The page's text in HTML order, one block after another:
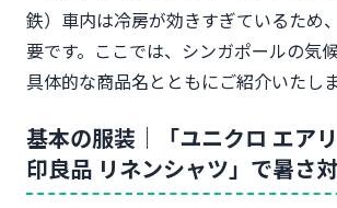
鉄）車内は冷房が効きすぎているため
要です。ここでは、シンガポールの気
具体的な商品名とともにご紹介いたしま
基本の服装｜「ユニクロ エア
印良品 リネンシャツ」で暑さ